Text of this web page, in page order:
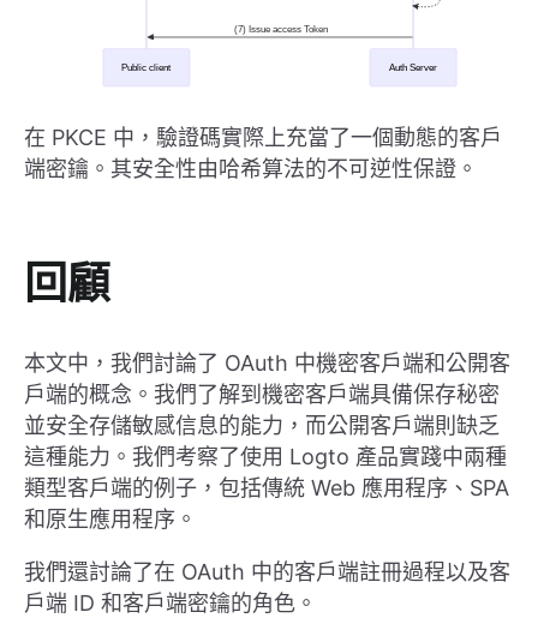
在 PKCE 中，驗證碼實際上充當了一個動態的客戶
端密鑰。其安全性由哈希算法的不可逆性保證。
回顧
本文中，我們討論了 OAuth 中機密客戶端和公開客
戶端的概念。我們了解到機密客戶端具備保存秘密
並安全存儲敏感信息的能力，而公開客戶端則缺乏
這種能力。我們考察了使用 Logto 產品實踐中兩種
類型客戶端的例子，包括傳統 Web 應用程序、SPA
和原生應用程序。
我們還討論了在 OAuth 中的客戶端註冊過程以及客
戶端 ID 和客戶端密鑰的角色。